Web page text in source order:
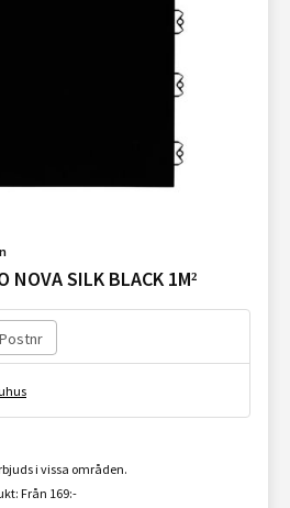
NOVA SILK BLACK 1M²
i vissa områden.
Från 169:-